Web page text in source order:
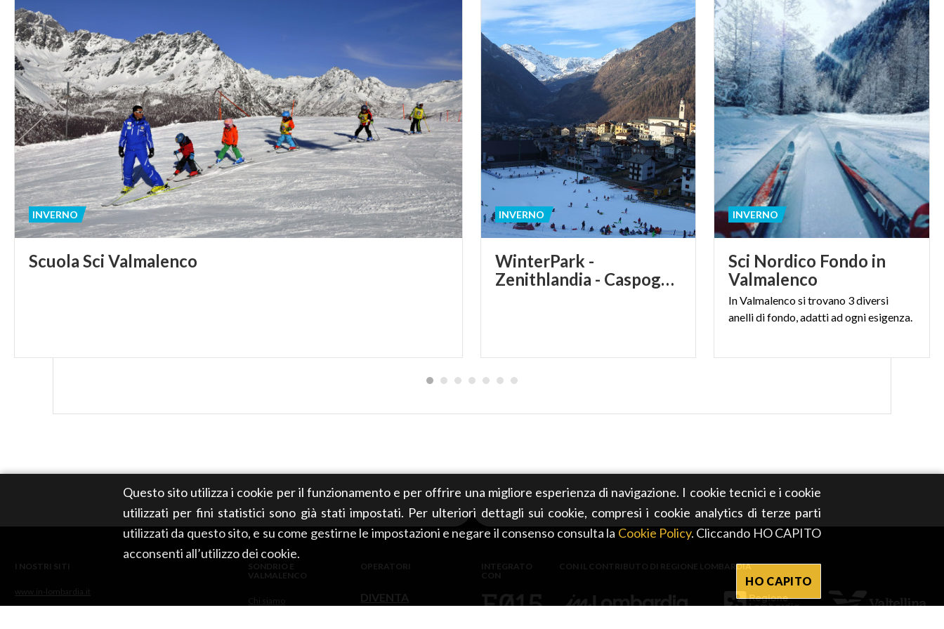
Questo sito utilizza i cookie per il funzionamento e per offrire una migliore esperienza di navigazione. I cookie tecnici e i cookie
utilizzati per fini statistici sono già stati impostati. Per ulteriori dettagli sui cookie, compresi i cookie analytics di terze parti
utilizzati da questo sito, e su come gestirne le impostazioni e negare il consenso consulta la Cookie Policy. Cliccando HO CAPITO
acconsenti all’utilizzo dei cookie.
HO CAPITO
Scuola Sci Valmalenco
INVERNO
WinterPark -
Zenithlandia - Caspoggio
INVERNO
Sci Nordico Fondo in
Valmalenco
InValmalencositrovano 3diversi
anellidifondo,adattiadogniesigenza.
INVERNO
I NOSTRI SITI
www.in-lombardia.it
SONDRIO E
VALMALENCO
Chi siamo
OPERATORI
DIVENTA
INTEGRATO
CON
CON IL CONTRIBUTO DI REGIONE LOMBARDIA